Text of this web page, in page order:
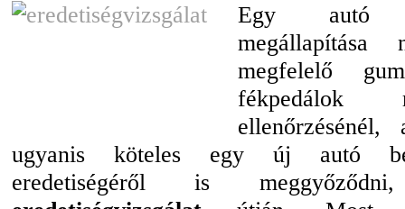
Egy autó
megfelelő
fékpedálok
ugyanis köteles egy új autó
eredetiségéről is